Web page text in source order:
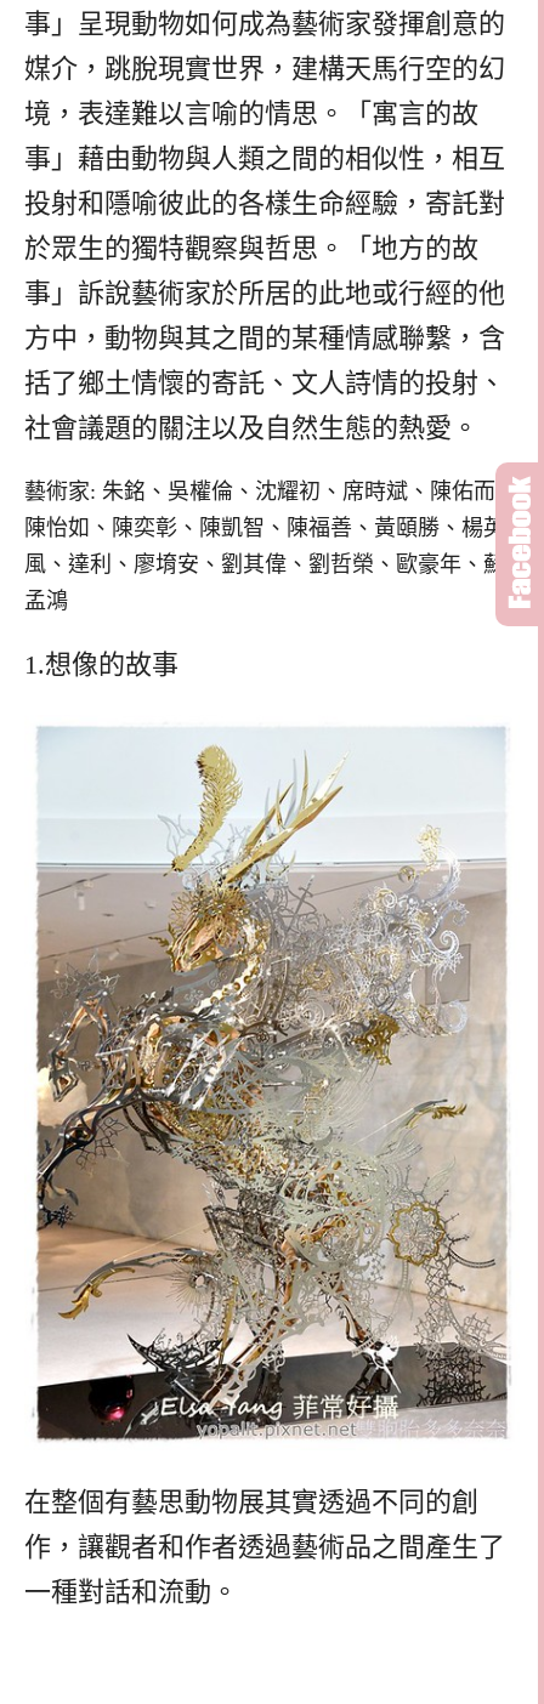
事」呈現動物如何成為藝術家發揮創意的
媒介，跳脫現實世界，建構天馬行空的幻
境，表達難以言喻的情思。「寓言的故
事」藉由動物與人類之間的相似性，相互
投射和隱喻彼此的各樣生命經驗，寄託對
於眾生的獨特觀察與哲思。「地方的故
事」訴說藝術家於所居的此地或行經的他
方中，動物與其之間的某種情感聯繫，含
括了鄉土情懷的寄託、文人詩情的投射、
社會議題的關注以及自然生態的熱愛。
藝術家: 朱銘、吳權倫、沈耀初、席時斌、陳佑而、
陳怡如、陳奕彰、陳凱智、陳福善、黃頤勝、楊英
風、達利、廖堉安、劉其偉、劉哲榮、歐豪年、蘇
孟鴻
1.想像的故事
在整個有藝思動物展其實透過不同的創
作，讓觀者和作者透過藝術品之間產生了
一種對話和流動。